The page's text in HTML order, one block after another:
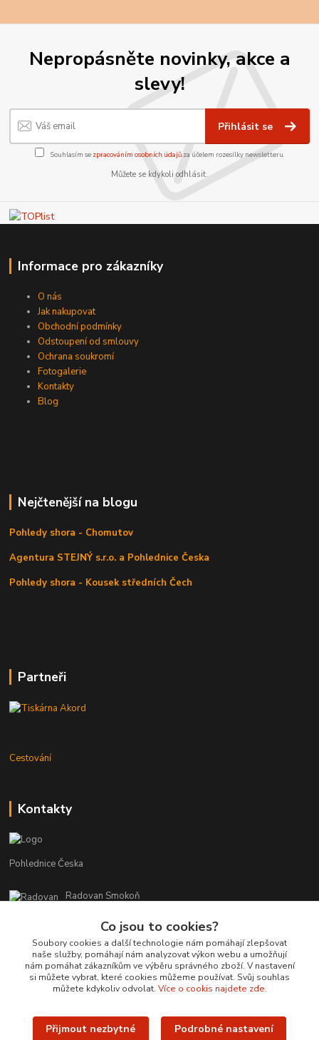
Nepropásněte novinky, akce a
slevy!
Přihlásit se
Souhlasím se zpracováním osobních údajůza účelem rozesílky newsletteru.
Můžete se kdykoli odhlásit.
Informace pro zákazníky
O nás
Jak nakupovat
Obchodní podmínky
Odstoupení od smlouvy
Ochrana soukromí
Fotogalerie
Kontakty
Blog
Nejčtenější na blogu
Pohledy shora - Chomutov
Agentura STEJNÝ s.r.o. a Pohlednice Česka
Pohledy shora - Kousek středních Čech
Partneři
Cestování
Kontakty
Pohlednice Česka
Radovan Smokoň
r.smokon@pohlednicecr.cz
Co jsou to cookies?
Soubory cookies a další technologie nám pomáhají zlepšovat
naše služby, pomáhají nám analyzovat výkon webu a umožňují
nám pomáhat zákazníkům ve výběru správného zboží. V nastavení
si můžete vybrat, které cookies můžeme používat. Svůj souhlas
můžete kdykoliv odvolat. Více o cookis najdete zde.
Přijmout nezbytné Podrobné nastavení